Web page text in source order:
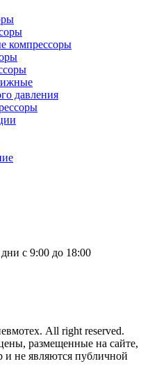
компрессоры
давления
с 9:00 до 18:00
All right reserved.
размещенные на сайте,
и не являются публичной